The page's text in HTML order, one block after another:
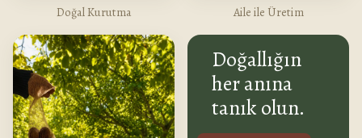
Doğal Kurutma Aile ile Üretim
Doğallığın
her anına
tanık olun.